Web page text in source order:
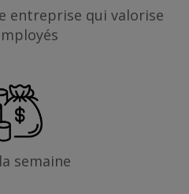
entreprise qui valorise
semaine